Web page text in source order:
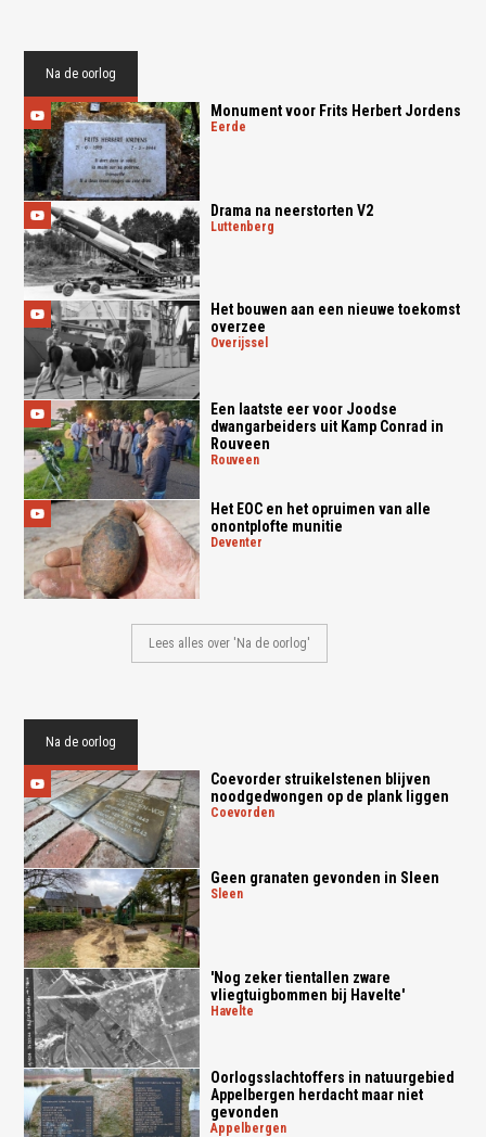
Na de oorlog
Monument voor Frits Herbert Jordens
eerde
Drama na neerstorten V2
luttenberg
Het bouwen aan een nieuwe toekomst
overzee
overijssel
Een laatste eer voor Joodse
dwangarbeiders uit Kamp Conrad in
Rouveen
rouveen
Het EOC en het opruimen van alle
onontplofte munitie
deventer
Lees alles over 'Na de oorlog'
Na de oorlog
Coevorder struikelstenen blijven
noodgedwongen op de plank liggen
coevorden
Geen granaten gevonden in Sleen
sleen
'Nog zeker tientallen zware
vliegtuigbommen bij Havelte'
havelte
Oorlogsslachtoffers in natuurgebied
Appelbergen herdacht maar niet
gevonden
appelbergen